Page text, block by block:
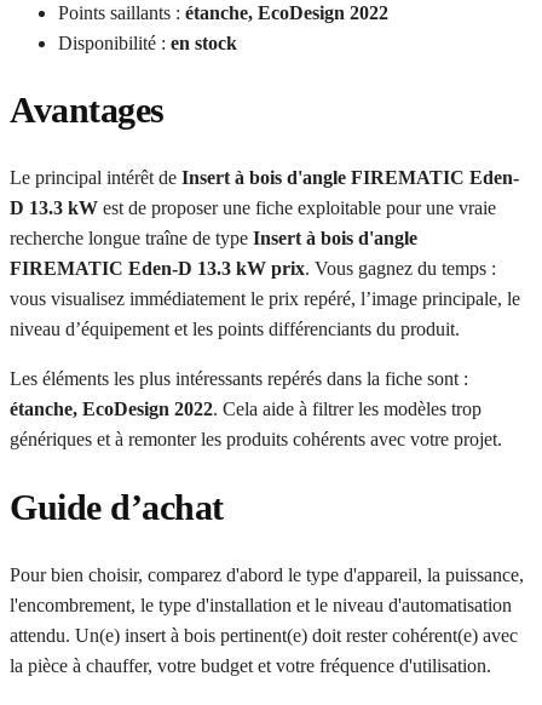
Points saillants : étanche, EcoDesign 2022
Disponibilité : en stock
Avantages
Le principal intérêt de Insert à bois d'angle FIREMATIC Eden-
D 13.3 kW est de proposer une fiche exploitable pour une vraie
recherche longue traîne de type Insert à bois d'angle
FIREMATIC Eden-D 13.3 kW prix. Vous gagnez du temps :
vous visualisez immédiatement le prix repéré, l’image principale, le
niveau d’équipement et les points différenciants du produit.
Les éléments les plus intéressants repérés dans la fiche sont :
étanche, EcoDesign 2022. Cela aide à filtrer les modèles trop
génériques et à remonter les produits cohérents avec votre projet.
Guide d’achat
Pour bien choisir, comparez d'abord le type d'appareil, la puissance,
l'encombrement, le type d'installation et le niveau d'automatisation
attendu. Un(e) insert à bois pertinent(e) doit rester cohérent(e) avec
la pièce à chauffer, votre budget et votre fréquence d'utilisation.